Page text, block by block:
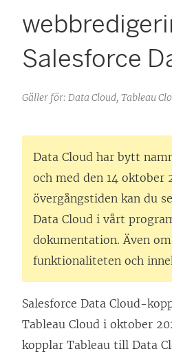
Salesforce
Gäller för: Data Cloud, Tableau
Data Cloud har bytt
och med den 14 oktober
övergångstiden kan du
Data Cloud i vårt
dokumentation. Även
funktionaliteten och
Salesforce Data Cloud-
Tableau Cloud i oktober
kopplar Tableau till Data